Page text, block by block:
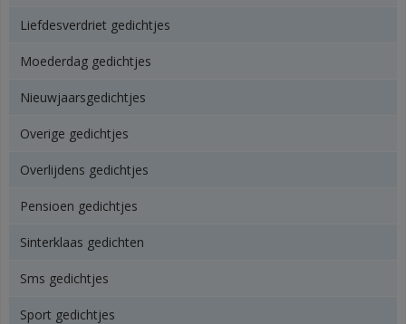
Liefdesverdriet gedichtjes
Moederdag gedichtjes
Nieuwjaarsgedichtjes
Overige gedichtjes
Overlijdens gedichtjes
Pensioen gedichtjes
Sinterklaas gedichten
Sms gedichtjes
Sport gedichtjes